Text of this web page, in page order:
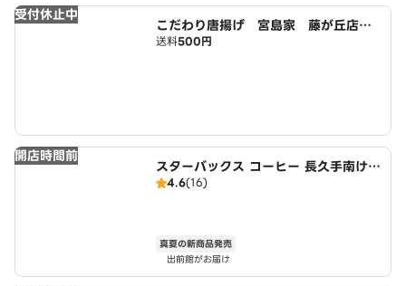
受付休止中
こだわり唐揚げ 宮島家 藤が丘店
広域店
送料500円
開店時間前
スターバックス コーヒー 長久手南けや
き通り店
4.6(16)
真夏の新商品発売
出前館がお届け